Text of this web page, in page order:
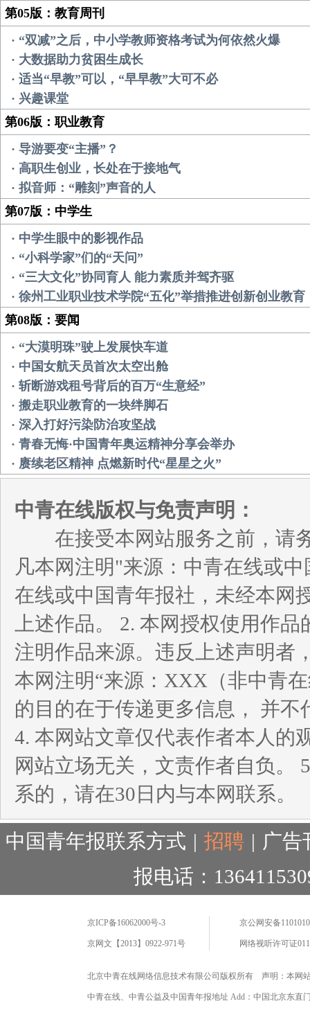
第05版：教育周刊
· “双减”之后，中小学教师资格考试为何依然火爆
· 大数据助力贫困生成长
· 适当“早教”可以，“早早教”大可不必
· 兴趣课堂
第06版：职业教育
· 导游要变“主播”？
· 高职生创业，长处在于接地气
· 拟音师：“雕刻”声音的人
第07版：中学生
· 中学生眼中的影视作品
· “小科学家”们的“天问”
· “三大文化”协同育人 能力素质并驾齐驱
· 徐州工业职业技术学院“五化”举措推进创新创业教育
第08版：要闻
· “大漠明珠”驶上发展快车道
· 中国女航天员首次太空出舱
· 斩断游戏租号背后的百万“生意经”
· 搬走职业教育的一块绊脚石
· 深入打好污染防治攻坚战
· 青春无悔·中国青年奥运精神分享会举办
· 赓续老区精神 点燃新时代“星星之火”
中青在线版权与免责声明：
在接受本网站服务之前，请务
凡本网注明"来源：中青在线或
在线或中国青年报社，未经本网
上述作品。 2. 本网授权使用作
注明作品来源。违反上述声明者
本网注明“来源：XXX（非中青
的目的在于传递更多信息， 并
4. 本网站文章仅代表作者本人的
网站立场无关，文责作者自负。
系的，请在30日内与本网联系。
中国青年报联系方式 | 招聘 | 广告
报电话：
京ICP备16062000号-3
京网文【2013】0922-971号
京公网安备
网络视听许可证
北京中青在线网络信息技术有限公司版权所有 声明：本网
中青在线、中青公益及中国青年报地址 Add：中国北京东直